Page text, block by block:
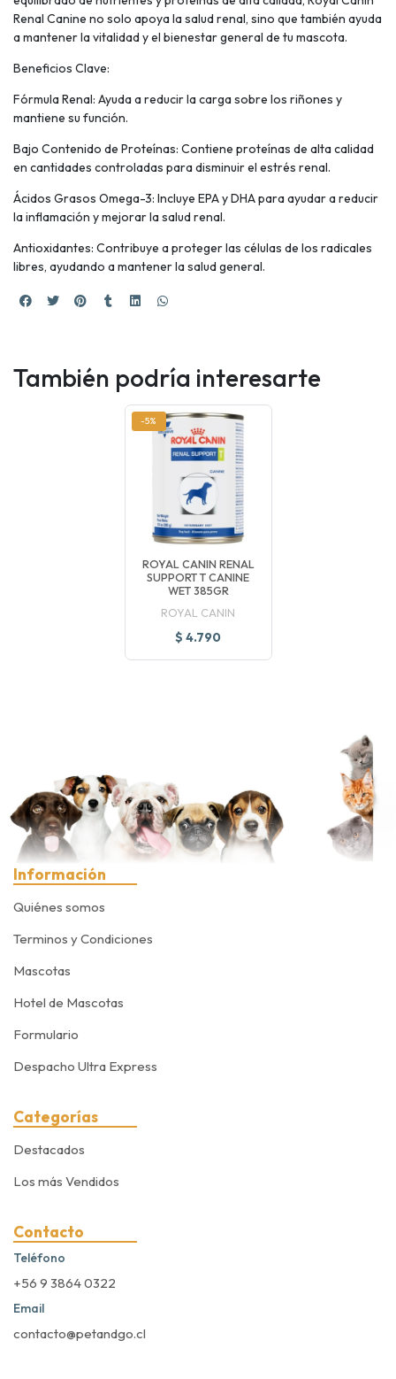
Renal Canine no solo apoya la salud renal, sino que también ayuda
a mantener la vitalidad y el bienestar general de tu mascota.
Beneficios Clave:
Fórmula Renal: Ayuda a reducir la carga sobre los riñones y
mantiene su función.
Bajo Contenido de Proteínas: Contiene proteínas de alta calidad
en cantidades controladas para disminuir el estrés renal.
Ácidos Grasos Omega-3: Incluye EPA y DHA para ayudar a reducir
la inflamación y mejorar la salud renal.
Antioxidantes: Contribuye a proteger las células de los radicales
libres, ayudando a mantener la salud general.
También podría interesarte
-5%
ROYAL CANIN RENAL
SUPPORT T CANINE
WET 385GR
ROYAL CANIN
$ 4.790
Información
Quiénes somos
Terminos y Condiciones
Mascotas
Hotel de Mascotas
Formulario
Despacho Ultra Express
Categorías
Destacados
Los más Vendidos
Contacto
Teléfono
+56 9 3864 0322
Email
contacto@petandgo.cl